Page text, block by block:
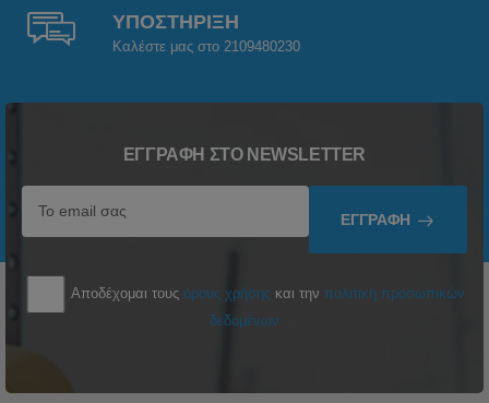
ΥΠΟΣΤΗΡΙΞΗ
Καλέστε μας στο 2109480230
ΕΓΓΡΑΦΉ ΣΤΟ NEWSLETTER
ΕΓΓΡΑΦΉ
Αποδέχομαι τους όρους χρήσης και την πολιτική προσωπικών
δεδομένων